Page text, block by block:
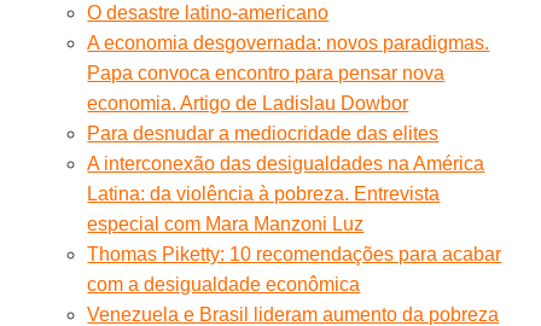
O desastre latino-americano
A economia desgovernada: novos paradigmas.
Papa convoca encontro para pensar nova
economia. Artigo de Ladislau Dowbor
Para desnudar a mediocridade das elites
A interconexão das desigualdades na América
Latina: da violência à pobreza. Entrevista
especial com Mara Manzoni Luz
Thomas Piketty: 10 recomendações para acabar
com a desigualdade econômica
Venezuela e Brasil lideram aumento da pobreza